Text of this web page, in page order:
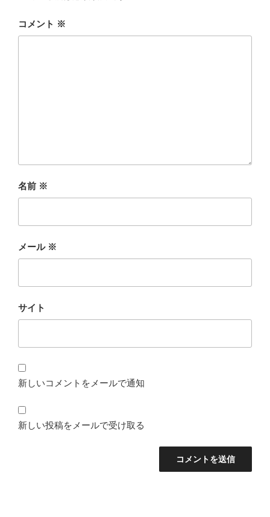
コメント ※
名前 ※
メール ※
サイト
新しいコメントをメールで通知
新しい投稿をメールで受け取る